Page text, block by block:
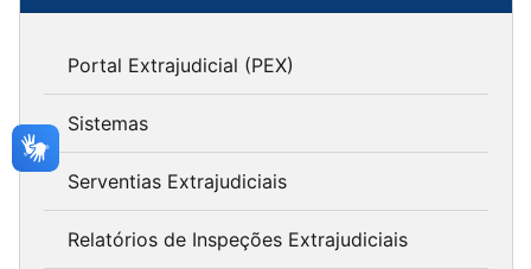
Portal Extrajudicial (PEX)
Sistemas
Serventias Extrajudiciais
Relatórios de Inspeções Extrajudiciais